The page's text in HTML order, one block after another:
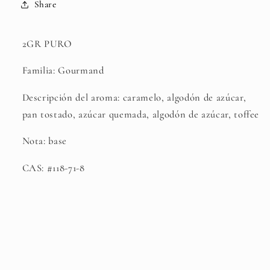
Share
2GR PURO
Familia: Gourmand
Descripción del aroma: caramelo, algodón de azúcar,
pan tostado, azúcar quemada, algodón de azúcar, toffee
Nota: base
CAS: #118-71-8